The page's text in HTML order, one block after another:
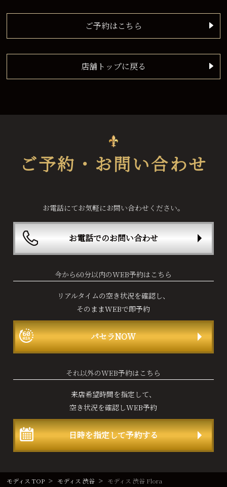
ご予約はこちら
店舗トップに戻る
ご予約・お問い合わせ
お電話にてお気軽にお問い合わせください。
お電話でのお問い合わせ
今から60分以内のWEB予約はこちら
リアルタイムの空き状況を確認し、
そのままWEBで即予約
パセラNOW
それ以外のWEB予約はこちら
来店希望時間を指定して、
空き状況を確認しWEB予約
日時を指定して予約する
モディス TOP モディス 渋谷 モディス 渋谷 Flora